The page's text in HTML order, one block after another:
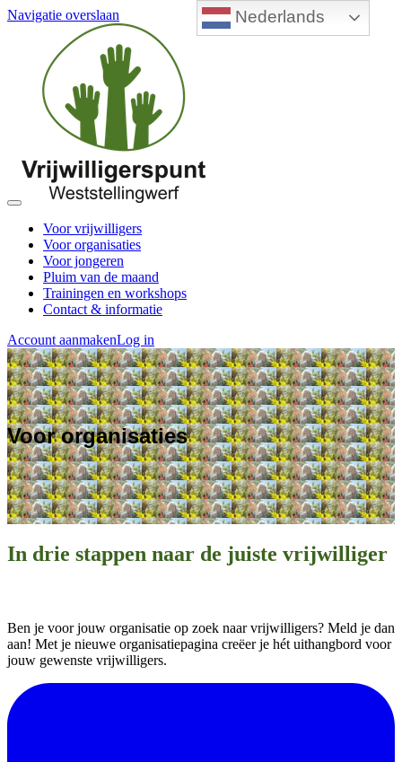
Nederlands
Navigatie overslaan
Voor vrijwilligers
Voor organisaties
Voor jongeren
Pluim van de maand
Trainingen en workshops
Contact & informatie
Account aanmakenLog in
Voor organisaties
In drie stappen naar de juiste vrijwilliger
Ben je voor jouw organisatie op zoek naar vrijwilligers? Meld je dan
aan! Met je nieuwe organisatiepagina creëer je hét uithangbord voor
jouw gewenste vrijwilligers.